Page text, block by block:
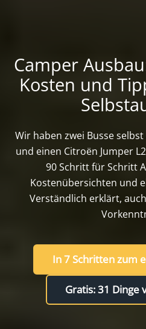
Camper
Kosten und
Wir haben zwei Busse
und einen Citroën Jumper
90 Schritt für Schritt
Kostenübersichten und
Verständlich erklärt,
In 7 Schritten zum
Gratis: 31 Dinge